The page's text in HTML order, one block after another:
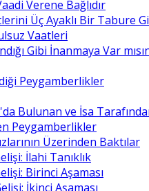
Verene Bağlıdır
Üç Ayaklı Bir Tabure
Vaatleri
Gibi İnanmaya Var
Peygamberlikler
Bulunan ve İsa
Peygamberlikler
Üzerinden Baktılar
İlahi Tanıklık
Birinci Aşaması
İkinci Aşaması